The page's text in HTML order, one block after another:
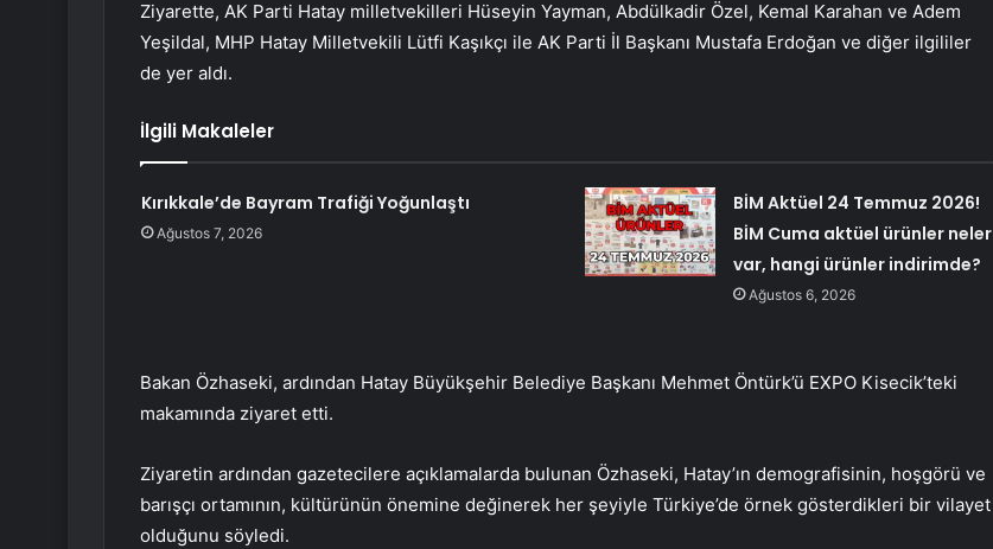
Ziyarette, AK Parti Hatay milletvekilleri Hüseyin Yayman, Abdülkadir Özel, Kemal Karahan ve Adem
Yeşildal, MHP Hatay Milletvekili Lütfi Kaşıkçı ile AK Parti İl Başkanı Mustafa Erdoğan ve diğer ilgililer
de yer aldı.
İlgili Makaleler
Kırıkkale’de Bayram Trafiği Yoğunlaştı
Ağustos 7, 2026
BİM Aktüel 24 Temmuz 2026!
BİM Cuma aktüel ürünler neler
var, hangi ürünler indirimde?
Ağustos 6, 2026
Bakan Özhaseki, ardından Hatay Büyükşehir Belediye Başkanı Mehmet Öntürk’ü EXPO Kisecik’teki
makamında ziyaret etti.
Ziyaretin ardından gazetecilere açıklamalarda bulunan Özhaseki, Hatay’ın demografisinin, hoşgörü ve
barışçı ortamının, kültürünün önemine değinerek her şeyiyle Türkiye’de örnek gösterdikleri bir vilayet
olduğunu söyledi.